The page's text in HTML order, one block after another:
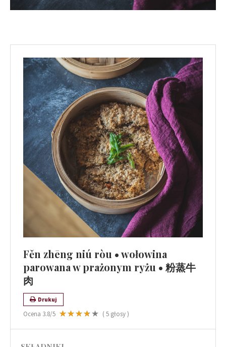
Fěn zhēng niú ròu • wołowina
parowana w prażonym ryżu • 粉蒸牛
肉
Drukuj
Ocena 3.8/5 (5 głosy )